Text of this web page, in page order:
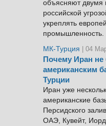
объясняют двумя
российской
укреплять
МК-Турция
| 04
Почему Иран не
американским
Турции
Иран уже
американские
Персидского
ОАЭ, Кувейт,